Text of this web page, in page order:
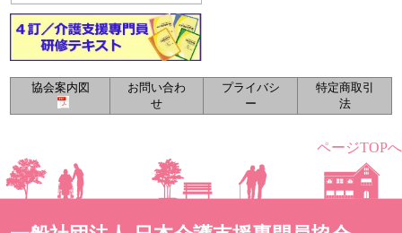
ページTOPへ
協会案内図
お問い合わ
せ
プライバシ
ー
特定商取引
法